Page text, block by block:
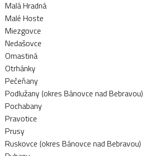
Malá Hradná
Malé Hoste
Miezgovce
Nedašovce
Omastiná
Otrhánky
Pečeňany
Podlužany (okres Bánovce nad Bebravou)
Pochabany
Pravotice
Prusy
Ruskovce (okres Bánovce nad Bebravou)